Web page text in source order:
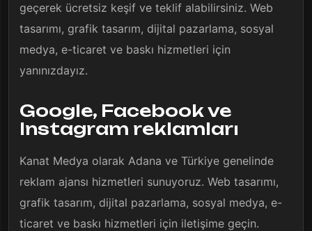
geçerek ücretsiz keşif ve teklif alabilirsiniz. Web
tasarımı, grafik tasarım, dijital pazarlama, sosyal
medya, e-ticaret ve baskı hizmetleri için
yanınızdayız.
Google, Facebook ve
Instagram reklamları
Kanat Medya olarak Adana ve Türkiye genelinde
reklam ajansı hizmetleri sunuyoruz. Web tasarımı,
grafik tasarım, dijital pazarlama, sosyal medya, e-
ticaret ve baskı hizmetleri için iletişime geçin.